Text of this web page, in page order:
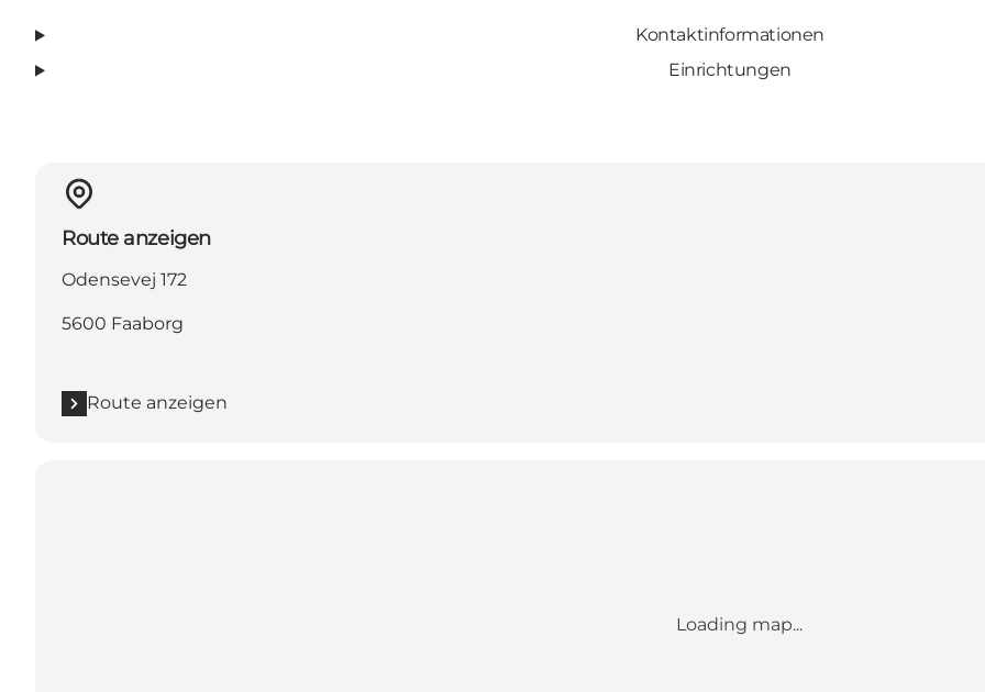
Kontaktinformationen
Einrichtungen
Route anzeigen
Odensevej 172
5600 Faaborg
Route anzeigen
Loading map...